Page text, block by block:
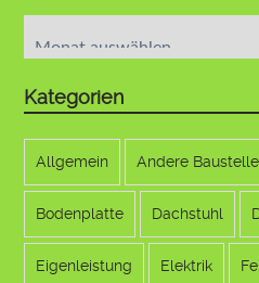
Kategorien
Allgemein Andere
Bodenplatte Dachstuhl
Eigenleistung Elektrik